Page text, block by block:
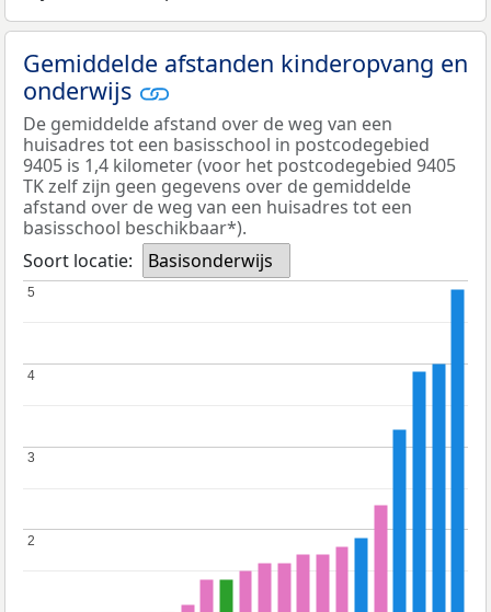
Gemiddelde afstanden kinderopvang en
onderwijs
De gemiddelde afstand over de weg van een
huisadres tot een basisschool in postcodegebied
9405 is 1,4 kilometer (voor het postcodegebied 9405
TK zelf zijn geen gegevens over de gemiddelde
afstand over de weg van een huisadres tot een
basisschool beschikbaar*).
Soort locatie:
Basisonderwijs
2
2
3
3
4
4
5
5